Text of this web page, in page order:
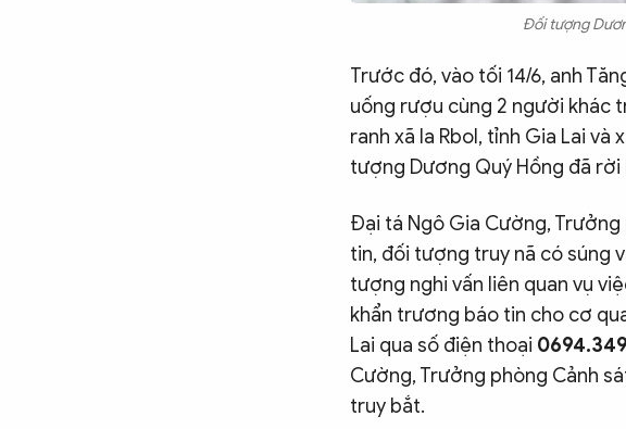
Đối tượng
Trước đó, vào tối 14/6, anh
uống rượu cùng 2 người khác
ranh xã Ia Rbol, tỉnh Gia Lai và
tượng Dương Quý Hồng đã
Đại tá Ngô Gia Cường,
tin, đối tượng truy nã có súng
tượng nghi vấn liên quan vụ
khẩn trương báo tin cho cơ
Lai qua số điện thoại
Cường, Trưởng phòng Cảnh
truy bắt.